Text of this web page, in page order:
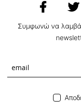
Συμφωνώ να